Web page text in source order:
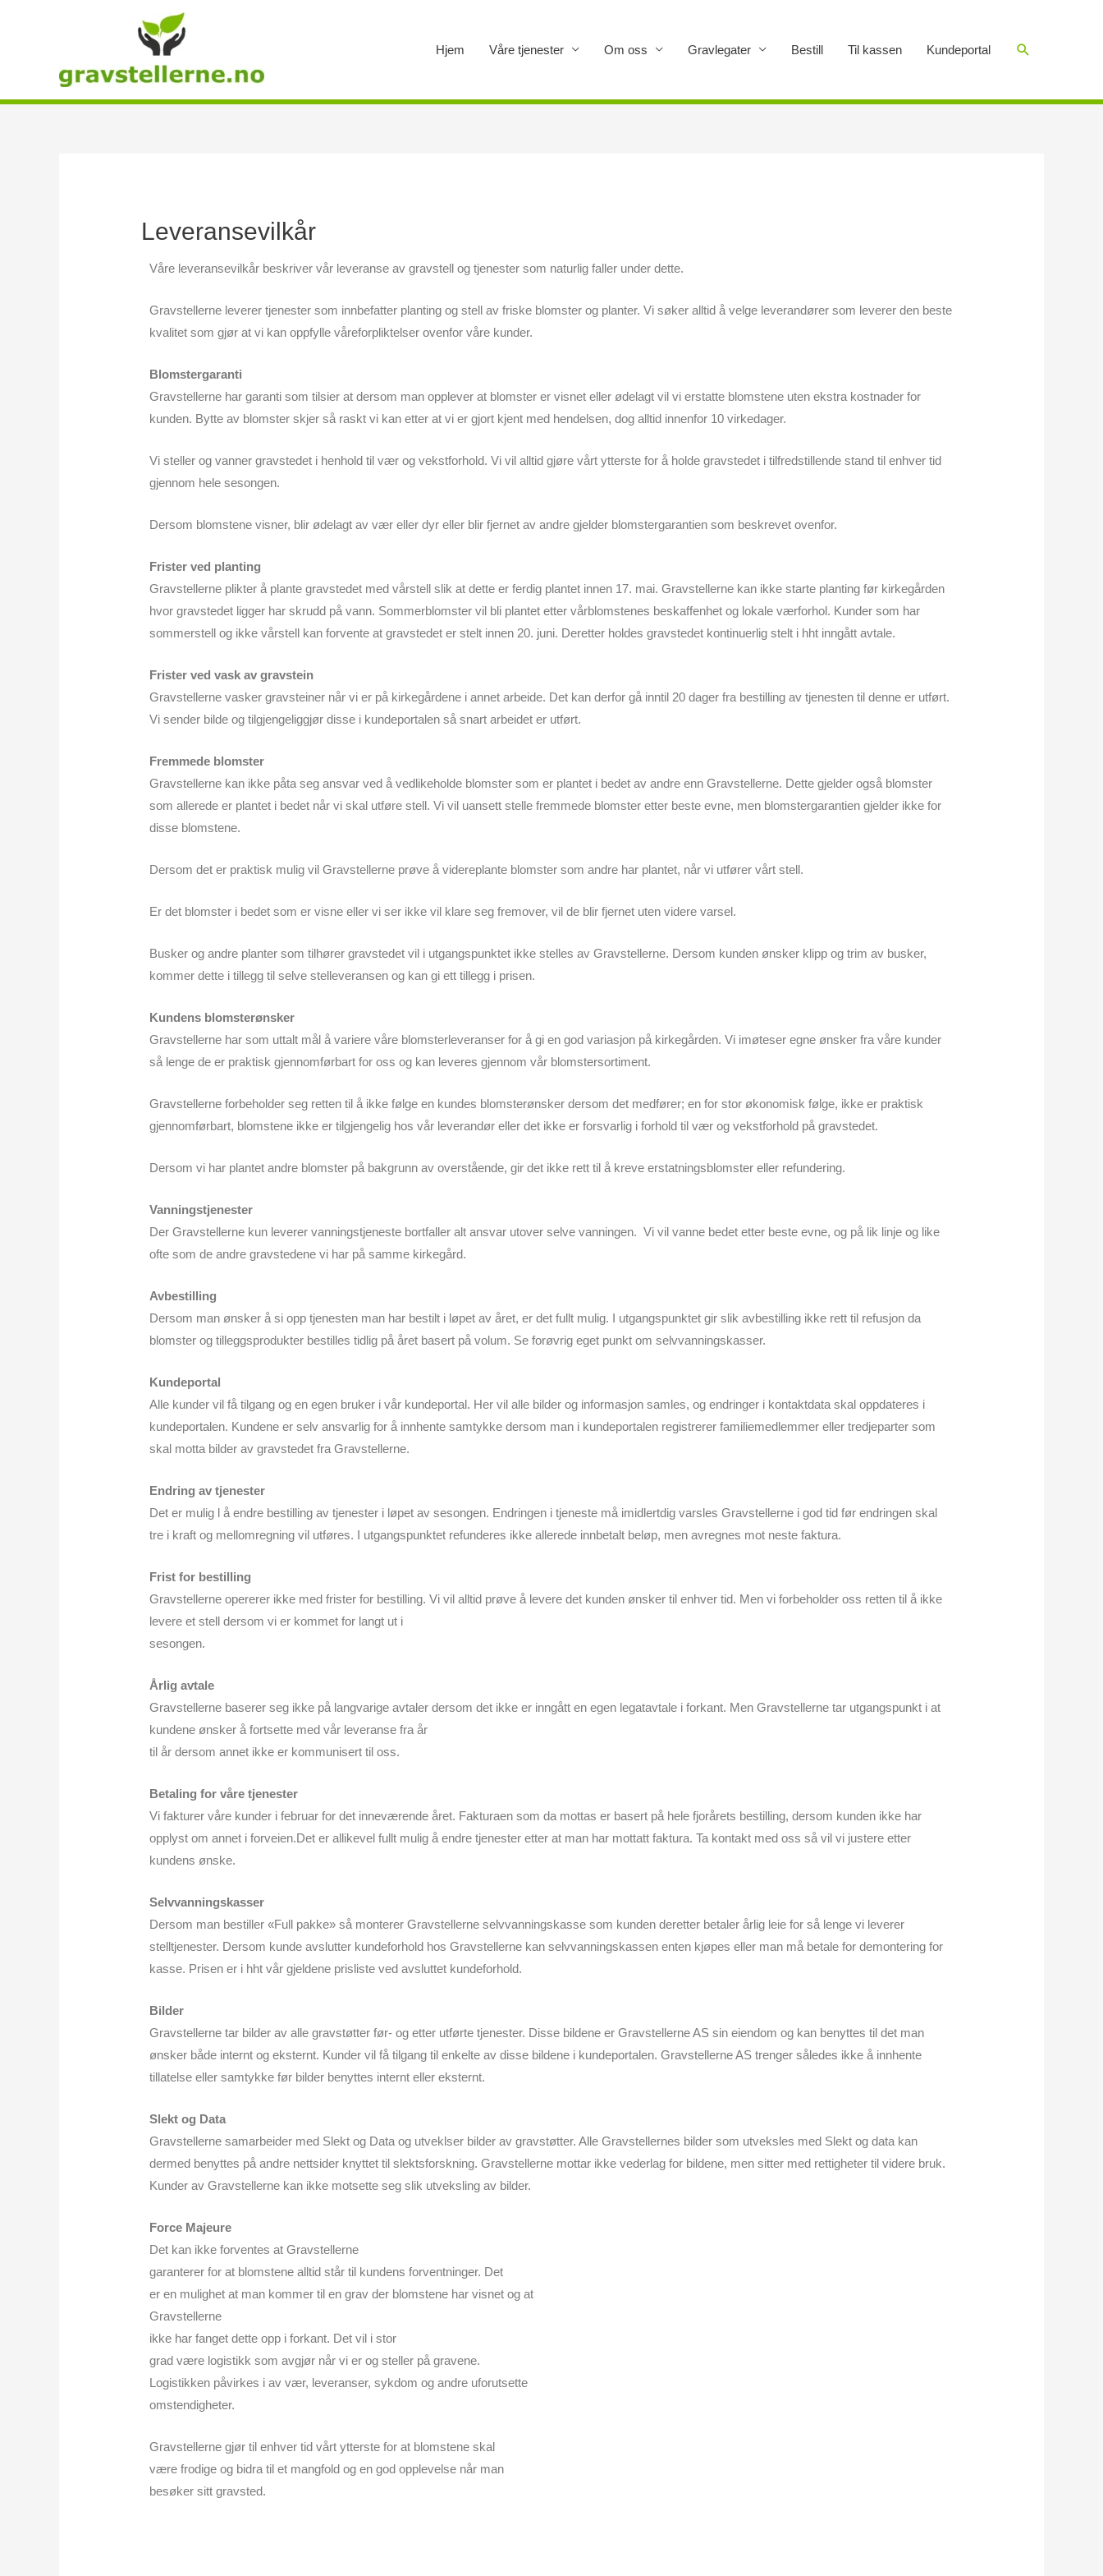
Hjem Våre tjenester Om oss Gravlegater Bestill Til kassen Kundeportal Søk
Leveransevilkår
Våre leveransevilkår beskriver vår leveranse av gravstell og tjenester som naturlig faller under dette.
Gravstellerne leverer tjenester som innbefatter planting og stell av friske blomster og planter. Vi søker alltid å velge leverandører som leverer den beste
kvalitet som gjør at vi kan oppfylle våreforpliktelser ovenfor våre kunder.
Blomstergaranti
Gravstellerne har garanti som tilsier at dersom man opplever at blomster er visnet eller ødelagt vil vi erstatte blomstene uten ekstra kostnader for
kunden. Bytte av blomster skjer så raskt vi kan etter at vi er gjort kjent med hendelsen, dog alltid innenfor 10 virkedager.
Vi steller og vanner gravstedet i henhold til vær og vekstforhold. Vi vil alltid gjøre vårt ytterste for å holde gravstedet i tilfredstillende stand til enhver tid
gjennom hele sesongen.
Dersom blomstene visner, blir ødelagt av vær eller dyr eller blir fjernet av andre gjelder blomstergarantien som beskrevet ovenfor.
Frister ved planting
Gravstellerne plikter å plante gravstedet med vårstell slik at dette er ferdig plantet innen 17. mai. Gravstellerne kan ikke starte planting før kirkegården
hvor gravstedet ligger har skrudd på vann. Sommerblomster vil bli plantet etter vårblomstenes beskaffenhet og lokale værforhol. Kunder som har
sommerstell og ikke vårstell kan forvente at gravstedet er stelt innen 20. juni. Deretter holdes gravstedet kontinuerlig stelt i hht inngått avtale.
Frister ved vask av gravstein
Gravstellerne vasker gravsteiner når vi er på kirkegårdene i annet arbeide. Det kan derfor gå inntil 20 dager fra bestilling av tjenesten til denne er utført.
Vi sender bilde og tilgjengeliggjør disse i kundeportalen så snart arbeidet er utført.
Fremmede blomster
Gravstellerne kan ikke påta seg ansvar ved å vedlikeholde blomster som er plantet i bedet av andre enn Gravstellerne. Dette gjelder også blomster
som allerede er plantet i bedet når vi skal utføre stell. Vi vil uansett stelle fremmede blomster etter beste evne, men blomstergarantien gjelder ikke for
disse blomstene.
Dersom det er praktisk mulig vil Gravstellerne prøve å videreplante blomster som andre har plantet, når vi utfører vårt stell.
Er det blomster i bedet som er visne eller vi ser ikke vil klare seg fremover, vil de blir fjernet uten videre varsel.
Busker og andre planter som tilhører gravstedet vil i utgangspunktet ikke stelles av Gravstellerne. Dersom kunden ønsker klipp og trim av busker,
kommer dette i tillegg til selve stelleveransen og kan gi ett tillegg i prisen.
Kundens blomsterønsker
Gravstellerne har som uttalt mål å variere våre blomsterleveranser for å gi en god variasjon på kirkegården. Vi imøteser egne ønsker fra våre kunder
så lenge de er praktisk gjennomførbart for oss og kan leveres gjennom vår blomstersortiment.
Gravstellerne forbeholder seg retten til å ikke følge en kundes blomsterønsker dersom det medfører; en for stor økonomisk følge, ikke er praktisk
gjennomførbart, blomstene ikke er tilgjengelig hos vår leverandør eller det ikke er forsvarlig i forhold til vær og vekstforhold på gravstedet.
Dersom vi har plantet andre blomster på bakgrunn av overstående, gir det ikke rett til å kreve erstatningsblomster eller refundering.
Vanningstjenester
Der Gravstellerne kun leverer vanningstjeneste bortfaller alt ansvar utover selve vanningen. Vi vil vanne bedet etter beste evne, og på lik linje og like
ofte som de andre gravstedene vi har på samme kirkegård.
Avbestilling
Dersom man ønsker å si opp tjenesten man har bestilt i løpet av året, er det fullt mulig. I utgangspunktet gir slik avbestilling ikke rett til refusjon da
blomster og tilleggsprodukter bestilles tidlig på året basert på volum. Se forøvrig eget punkt om selvvanningskasser.
Kundeportal
Alle kunder vil få tilgang og en egen bruker i vår kundeportal. Her vil alle bilder og informasjon samles, og endringer i kontaktdata skal oppdateres i
kundeportalen. Kundene er selv ansvarlig for å innhente samtykke dersom man i kundeportalen registrerer familiemedlemmer eller tredjeparter som
skal motta bilder av gravstedet fra Gravstellerne.
Endring av tjenester
Det er mulig l å endre bestilling av tjenester i løpet av sesongen. Endringen i tjeneste må imidlertdig varsles Gravstellerne i god tid før endringen skal
tre i kraft og mellomregning vil utføres. I utgangspunktet refunderes ikke allerede innbetalt beløp, men avregnes mot neste faktura.
Frist for bestilling
Gravstellerne opererer ikke med frister for bestilling. Vi vil alltid prøve å levere det kunden ønsker til enhver tid. Men vi forbeholder oss retten til å ikke
levere et stell dersom vi er kommet for langt ut i
sesongen.
Årlig avtale
Gravstellerne baserer seg ikke på langvarige avtaler dersom det ikke er inngått en egen legatavtale i forkant. Men Gravstellerne tar utgangspunkt i at
kundene ønsker å fortsette med vår leveranse fra år
til år dersom annet ikke er kommunisert til oss.
Betaling for våre tjenester
Vi fakturer våre kunder i februar for det inneværende året. Fakturaen som da mottas er basert på hele fjorårets bestilling, dersom kunden ikke har
opplyst om annet i forveien.Det er allikevel fullt mulig å endre tjenester etter at man har mottatt faktura. Ta kontakt med oss så vil vi justere etter
kundens ønske.
Selvvanningskasser
Dersom man bestiller «Full pakke» så monterer Gravstellerne selvvanningskasse som kunden deretter betaler årlig leie for så lenge vi leverer
stelltjenester. Dersom kunde avslutter kundeforhold hos Gravstellerne kan selvvanningskassen enten kjøpes eller man må betale for demontering for
kasse. Prisen er i hht vår gjeldene prisliste ved avsluttet kundeforhold.
Bilder
Gravstellerne tar bilder av alle gravstøtter før- og etter utførte tjenester. Disse bildene er Gravstellerne AS sin eiendom og kan benyttes til det man
ønsker både internt og eksternt. Kunder vil få tilgang til enkelte av disse bildene i kundeportalen. Gravstellerne AS trenger således ikke å innhente
tillatelse eller samtykke før bilder benyttes internt eller eksternt.
Slekt og Data
Gravstellerne samarbeider med Slekt og Data og utveklser bilder av gravstøtter. Alle Gravstellernes bilder som utveksles med Slekt og data kan
dermed benyttes på andre nettsider knyttet til slektsforskning. Gravstellerne mottar ikke vederlag for bildene, men sitter med rettigheter til videre bruk.
Kunder av Gravstellerne kan ikke motsette seg slik utveksling av bilder.
Force Majeure
Det kan ikke forventes at Gravstellerne
garanterer for at blomstene alltid står til kundens forventninger. Det
er en mulighet at man kommer til en grav der blomstene har visnet og at
Gravstellerne
ikke har fanget dette opp i forkant. Det vil i stor
grad være logistikk som avgjør når vi er og steller på gravene.
Logistikken påvirkes i av vær, leveranser, sykdom og andre uforutsette
omstendigheter.
Gravstellerne gjør til enhver tid vårt ytterste for at blomstene skal
være frodige og bidra til et mangfold og en god opplevelse når man
besøker sitt gravsted.